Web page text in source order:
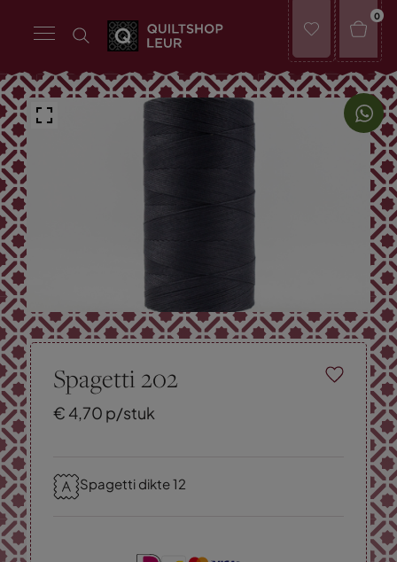
0
Spagetti 202
€ 4,70 p/stuk
Spagetti dikte 12